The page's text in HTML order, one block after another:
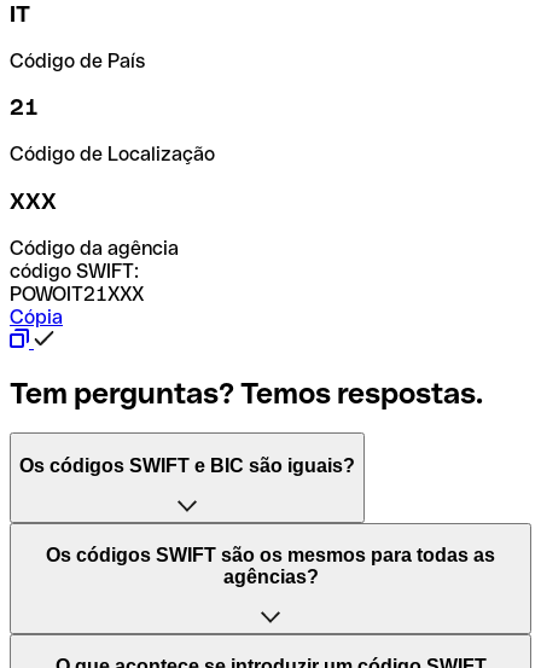
IT
Código de País
21
Código de Localização
XXX
Código da agência
código SWIFT:
POWOIT21XXX
Cópia
Tem perguntas? Temos respostas.
Os códigos SWIFT e BIC são iguais?
O acrónimo SWIFT significa "Society for Worldwide
Interbank Financial Telecommunication (Sociedade para
Mundiais)". Trata-se de uma rede mundial onde se
processam pagamentos entre países. Por outro lado, BIC
Os códigos SWIFT são os mesmos para todas as
agências?